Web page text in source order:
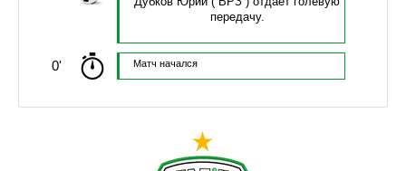
передачу.
0' Матч начался